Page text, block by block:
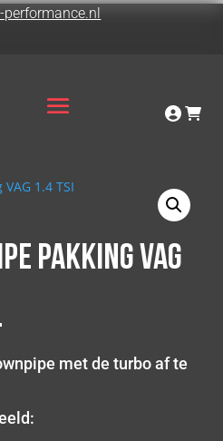
performance.nl
pakking VAG
met de turbo af te